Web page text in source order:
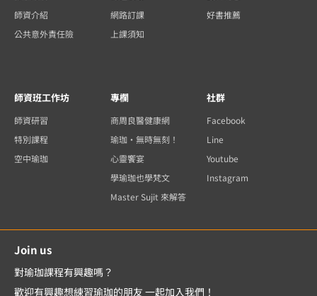
師資介紹
公共意外責任險
網路訂課
上課須知
好書推薦
師資班工作坊
師資研習
特別課程
空中瑜珈
專欄
商周良醫健康網
瑜珈・無時無刻！
心靈饗宴
學瑜珈也學梵文
Master Sujit 來解答
社群
Facebook
Line
Youtube
Instagram
Join us
對瑜珈課程有興趣嗎？
歡迎有興趣想練習瑜珈的朋友 一起加入我們！